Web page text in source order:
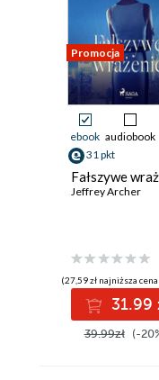
Promocja
ebook audiobook
31 pkt
Fałszywe
Jeffrey Archer
(27,59 zł najniższa
31.99
39.99zł (-